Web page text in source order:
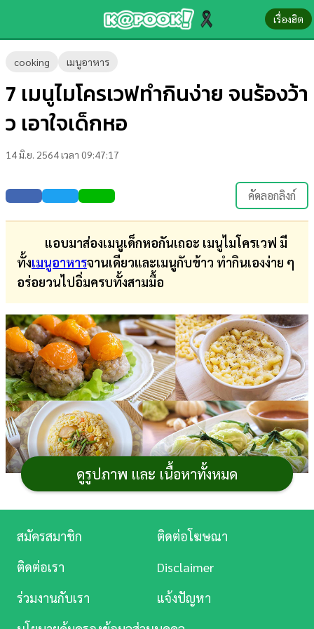
เรื่องฮิต
cooking เมนูอาหาร
7 เมนูไมโครเวฟทำกินง่าย จนร้องว้า
ว เอาใจเด็กหอ
14 มิ.ย. 2564 เวลา 09:47:17
คัดลอกลิงก์
แอบมาส่องเมนูเด็กหอกันเถอะ เมนูไมโครเวฟ มี
ทั้งเมนูอาหารจานเดียวและเมนูกับข้าว ทำกินเองง่าย ๆ
อร่อยวนไปอิ่มครบทั้งสามมื้อ
มนุษย์คอนโดหรือเด็กหอที่เบื่อแกงถุงหรืออาหารตาม
สั่ง อยากให้ลองทำ
ด้วยไมโครเวฟง่าย ๆ กินเองกัน
คุณหนุ่มหาดใหญ่ เขยใหม่เมืองจันท์ สมาชิกเว็บไซต์พันทิป
ดอทคอม
มีทั้งเมนูไมโครเวฟไข่ เมนูไมโครเวฟหมู เมนู
ไมโครเวฟข้าวผัด เป็นต้น เอาล่ะ... ไปซื้อเตาไมโครเวฟรอ
ดูรูปภาพ และ เนื้อหาทั้งหมด
ข่าว-
ความ
รู้
บันเทิง
ตรวจ
ผล
บอล
สด
การ
เงิน
การ
ศึกษา
บันเทิง
ดู
Music
สมัครสมาชิก
ติดต่อโฆษณา
ติดต่อเรา
Disclaimer
ร่วมงานกับเรา
แจ้งปัญหา